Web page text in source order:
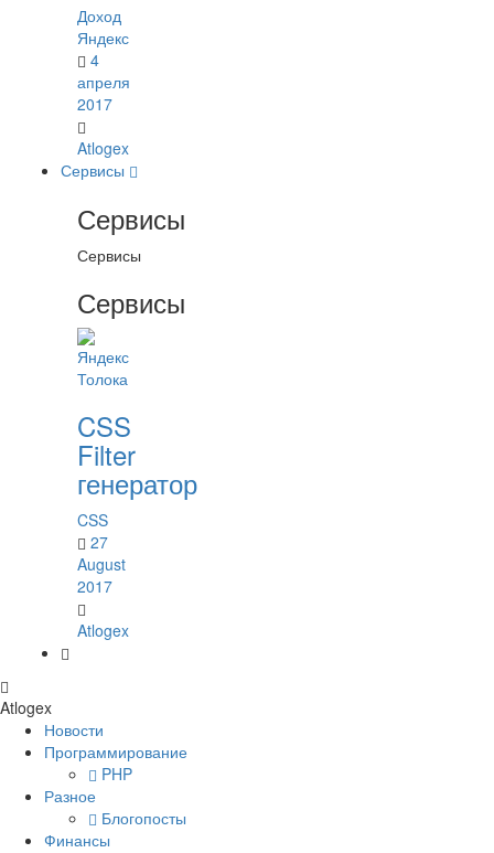
Доход
Яндекс
4
апреля
2017
Atlogex
Сервисы
Сервисы
Сервисы
Сервисы
CSS
Filter
генератор
CSS
27
August
2017
Atlogex
Atlogex
Новости
Программирование
PHP
Разное
Блогопосты
Финансы